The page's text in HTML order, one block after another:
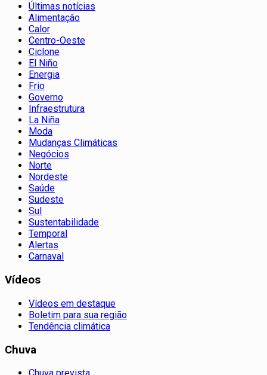
Últimas notícias
Alimentação
Calor
Centro-Oeste
Ciclone
El Niño
Energia
Frio
Governo
Infraestrutura
La Niña
Moda
Mudanças Climáticas
Negócios
Norte
Nordeste
Saúde
Sudeste
Sul
Sustentabilidade
Temporal
Alertas
Carnaval
Vídeos
Vídeos em destaque
Boletim para sua região
Tendência climática
Chuva